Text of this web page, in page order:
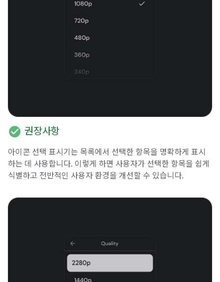
check_circle 권장사항
아이콘 선택 표시기는 목록에서 선택한 항목을 명확하게 표시
하는 데 사용합니다. 이렇게 하면 사용자가 선택한 항목을 쉽게
식별하고 전반적인 사용자 환경을 개선할 수 있습니다.